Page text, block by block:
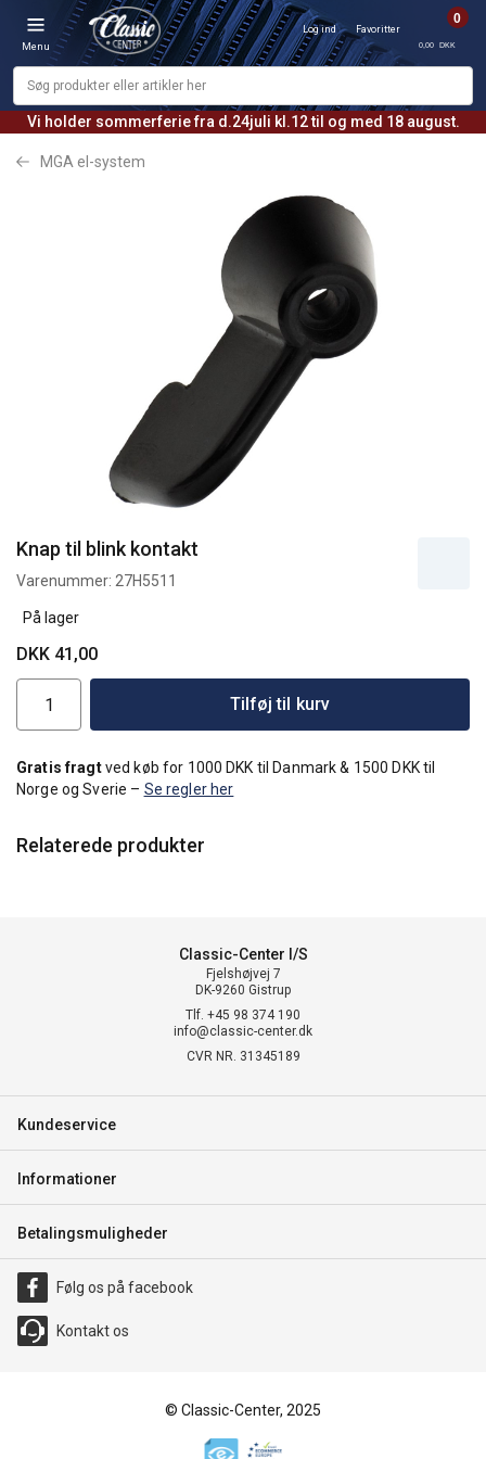
Vi holder sommerferie fra d.24juli kl.12 til og med 18 august.
Menu
Log ind Favoritter
0
0,00 DKK
MGA el-system
Knap til blink kontakt
Varenummer: 27H5511
På lager
DKK 41,00
Tilføj til kurv
Gratis fragtved køb for 1000 DKK til Danmark & 1500 DKK til
Norge og Sverie – Se regler her
Relaterede produkter
Classic-Center I/S
Fjelshøjvej 7
DK-9260 Gistrup
Tlf. +45 98 374 190
info@classic-center.dk
CVR NR. 31345189
Kundeservice
Informationer
Betalingsmuligheder
Følg os på facebook
Kontakt os
© Classic-Center, 2025